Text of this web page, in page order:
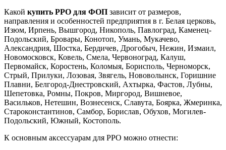
Какой купить РРО для ФОП зависит от размеров,
направления и особенностей предприятия в г. Белая церковь,
Изюм, Ирпень, Вышгород, Никополь, Павлоград, Каменец-
Подольский, Бровары, Конотоп, Умань, Мукачево,
Александрия, Шостка, Бердичев, Дрогобыч, Нежин, Измаил,
Новомосковск, Ковель, Смела, Червоноград, Калуш,
Первомайск, Коростень, Коломыя, Борисполь, Черноморск,
Стрый, Прилуки, Лозовая, Звягель, Нововолынск, Горишние
Плавни, Белгород-Днестровский, Ахтырка, Фастов, Лубны,
Шепетовка, Ромны, Покров, Миргород, Вишневое,
Васильков, Нетешин, Вознесенск, Славута, Боярка, Жмеринка,
Староконстантинов, Самбор, Борислав, Обухов, Могилев-
Подольский, Южный, Костополь.
К основным аксессуарам для РРО можно отнести: